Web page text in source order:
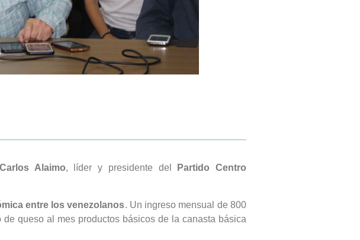
Carlos Alaimo, líder y presidente del
Partido Centro
entre los venezolanos. Un ingreso mensual de 800
queso al mes productos básicos de la canasta básica